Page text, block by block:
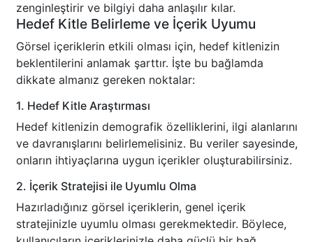
zenginleştirir ve bilgiyi daha anlaşılır kılar.
Hedef Kitle Belirleme ve İçerik Uyumu
Görsel içeriklerin etkili olması için, hedef kitlenizin
beklentilerini anlamak şarttır. İşte bu bağlamda
dikkate almanız gereken noktalar:
1. Hedef Kitle Araştırması
Hedef kitlenizin demografik özelliklerini, ilgi alanlarını
ve davranışlarını belirlemelisiniz. Bu veriler sayesinde,
onların ihtiyaçlarına uygun içerikler oluşturabilirsiniz.
2. İçerik Stratejisi ile Uyumlu Olma
Hazırladığınız görsel içeriklerin, genel içerik
stratejinizle uyumlu olması gerekmektedir. Böylece,